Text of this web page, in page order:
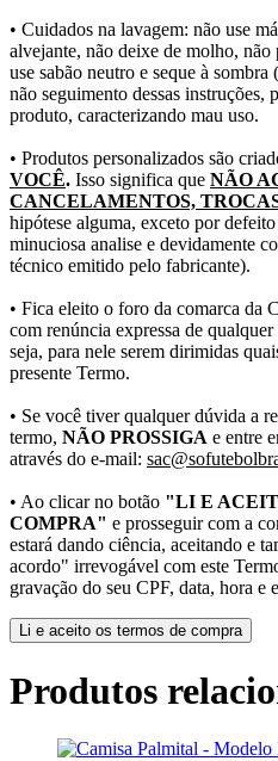
• Cuidados na lavagem: não use
alvejante, não deixe de molho, não
use sabão neutro e seque à
não seguimento dessas instruções,
produto, caracterizando mau uso.
• Produtos personalizados são
VOCÊ. Isso significa que NÃO
CANCELAMENTOS,
hipótese alguma, exceto por
minuciosa analise e devidamente
técnico emitido pelo fabricante).
• Fica eleito o foro da comarca da
com renúncia expressa de
seja, para nele serem dirimidas
presente Termo.
• Se você tiver qualquer dúvida a
termo, NÃO PROSSIGA e entre
através do e-mail:
• Ao clicar no botão "LI E
COMPRA" e prosseguir com a
estará dando ciência, aceitando e
acordo" irrevogável com este
gravação do seu CPF, data, hora e
Li e aceito os termos de compra
Produtos